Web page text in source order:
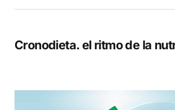
Cronodieta. el ritmo de la